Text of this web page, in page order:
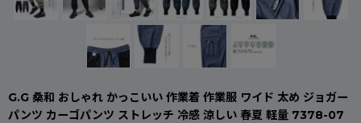
G.G 桑和 おしゃれ かっこいい 作業着 作業服 ワイド 太め ジョガー
パンツ カーゴパンツ ストレッチ 冷感 涼しい 春夏 軽量 7378-07